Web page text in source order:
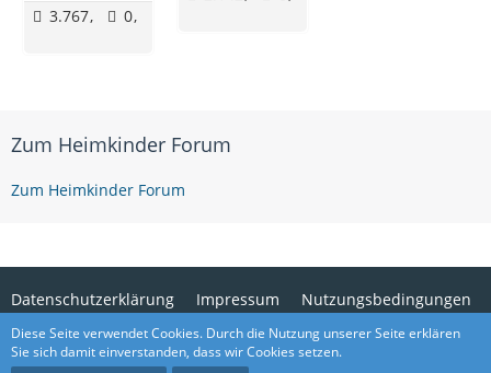
3.767 0
Zum Heimkinder Forum
Zum Heimkinder Forum
Datenschutzerklärung Impressum
Nutzungsbedingungen
Diese Seite verwendet Cookies. Durch die Nutzung unserer Seite erklären
Sie sich damit einverstanden, dass wir Cookies setzen.